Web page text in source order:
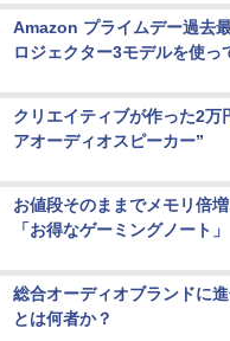
Amazon プライムデー過去
ロジェクター3モデルを使っ
クリエイティブが作った2万
アオーディオスピーカー”
お値段そのままでメモリ倍
「お得なゲーミングノート」
総合オーディオブランドに
とは何者か？